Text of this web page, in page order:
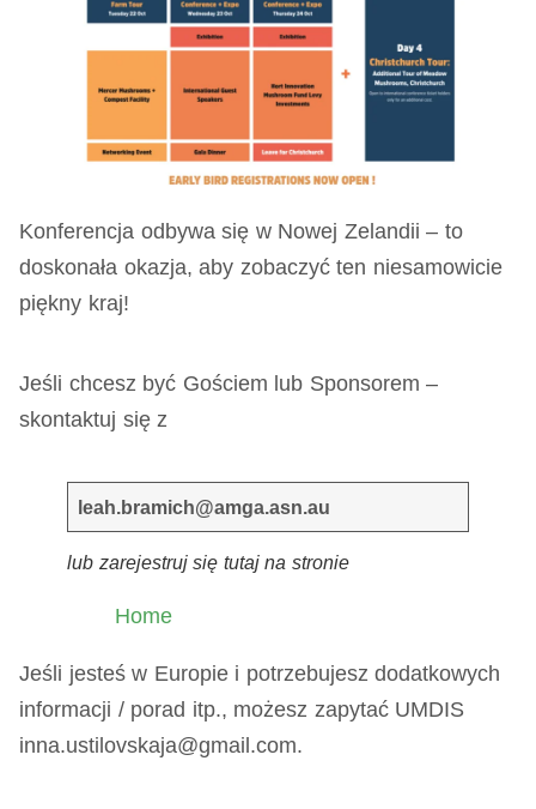
Konferencja odbywa się w Nowej Zelandii – to
doskonała okazja, aby zobaczyć ten niesamowicie
piękny kraj!
Jeśli chcesz być Gościem lub Sponsorem –
skontaktuj się z
leah.bramich@amga.asn.au
lub zarejestruj się tutaj na stronie
Home
Jeśli jesteś w Europie i potrzebujesz dodatkowych
informacji / porad itp., możesz zapytać UMDIS
inna.ustilovskaja@gmail.com.